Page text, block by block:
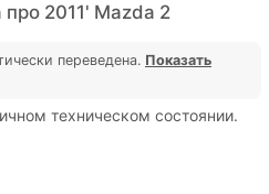
2011' Mazda 2
переведена. Показать
техническом состоянии.